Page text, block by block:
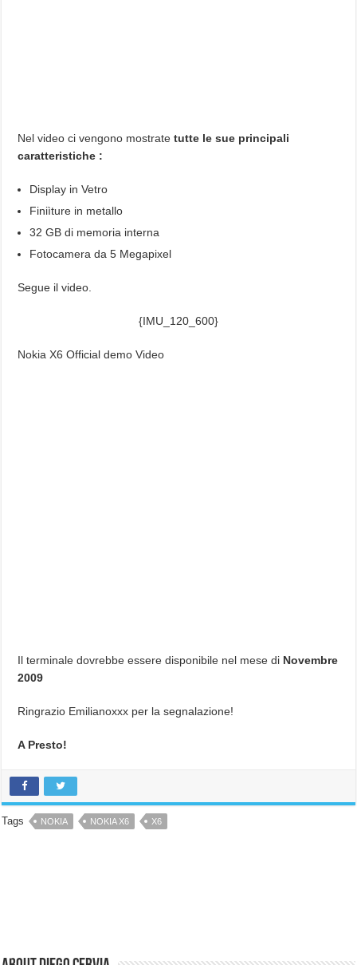
Nel video ci vengono mostratetutte le sue principali
caratteristiche :
Display in Vetro
Finiìture in metallo
32 GB di memoria interna
Fotocamera da 5 Megapixel
Segue il video.
{IMU_120_600}
Nokia X6 Official demo Video
Il terminale dovrebbe essere disponibile nel mese di Novembre
2009
Ringrazio Emilianoxxx per la segnalazione!
A Presto!
Tags NOKIA NOKIA X6 X6